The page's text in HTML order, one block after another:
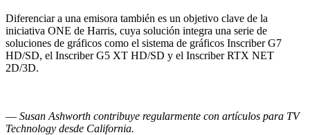
Diferenciar a una emisora también es un objetivo clave de la
iniciativa ONE de Harris, cuya solución integra una serie de
soluciones de gráficos como el sistema de gráficos Inscriber G7
HD/SD, el Inscriber G5 XT HD/SD y el Inscriber RTX NET
2D/3D.
— Susan Ashworth contribuye regularmente con artículos para TV
Technology desde California.